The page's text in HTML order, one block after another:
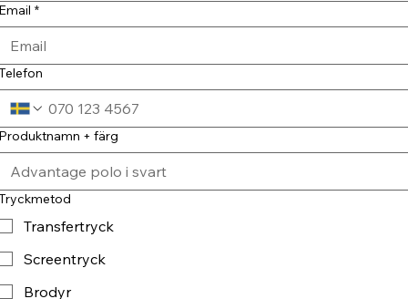
*
+ färg
Transfertryck
Screentryck
Brodyr